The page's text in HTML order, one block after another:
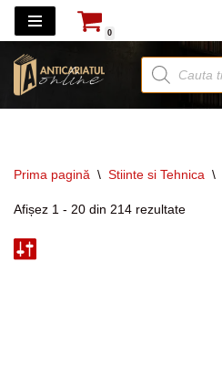
la
conținut
0
Prima pagină \ Stiinte si Tehnica \
Afișez 1 - 20 din 214 rezultate